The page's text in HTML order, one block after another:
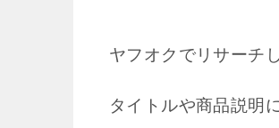
ヤフオクでリサーチ
タイトルや商品説明